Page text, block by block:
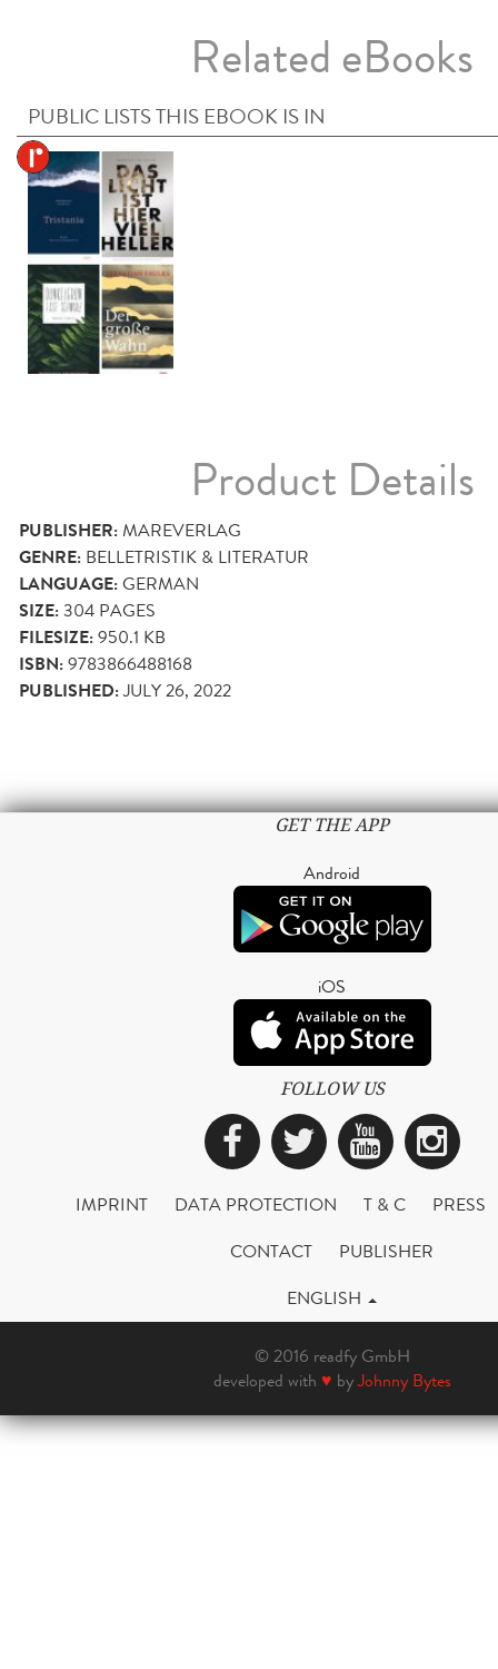
Related eBooks
PUBLIC LISTS THIS EBOOK IS IN
Product Details
PUBLISHER:MAREVERLAG
GENRE: BELLETRISTIK & LITERATUR
LANGUAGE:GERMAN
SIZE:304 PAGES
FILESIZE:950.1 KB
ISBN:9783866488168
PUBLISHED:JULY 26, 2022
GET THE APP
Android
iOS
FOLLOW US
Facebook
Twitter
IMPRINT DATA PROTECTION T & C
PRESS
CONTACT
PUBLISHER
ENGLISH
© 2016 readfy GmbH
developed with ♥ byJohnny Bytes